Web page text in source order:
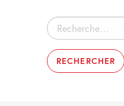
Rechercher :